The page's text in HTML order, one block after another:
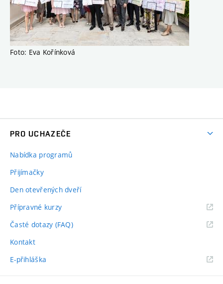
Foto: Eva Kořínková
PRO UCHAZEČE
Nabídka programů
Přijímačky
Den otevřených dveří
Přípravné kurzy
Časté dotazy (FAQ)
Kontakt
E-přihláška